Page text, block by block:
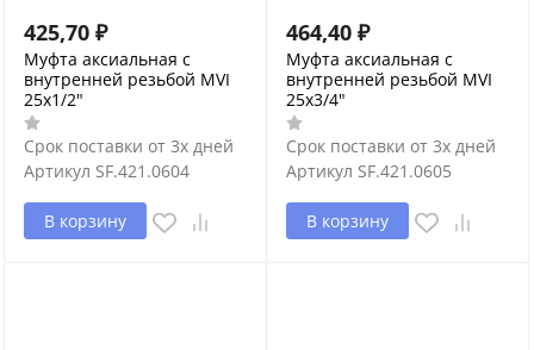
425,70 ₽
Муфта аксиальная с
внутренней резьбой MVI
25x1/2"
Срок поставки от 3х дней
Артикул SF.421.0604
В корзину
464,40 ₽
Муфта аксиальная с
внутренней резьбой MVI
25x3/4"
Срок поставки от 3х дней
Артикул SF.421.0605
В корзину